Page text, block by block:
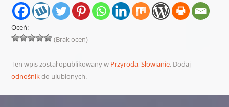
Oceń:
(Brak ocen)
Ten wpis został opublikowany w Przyroda,Słowianie. Dodaj
odnośnikdo ulubionych.